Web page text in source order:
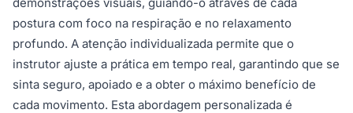
postura com foco na respiração e no relaxamento
profundo. A atenção individualizada permite que o
instrutor ajuste a prática em tempo real, garantindo que se
sinta seguro, apoiado e a obter o máximo benefício de
cada movimento. Esta abordagem personalizada é